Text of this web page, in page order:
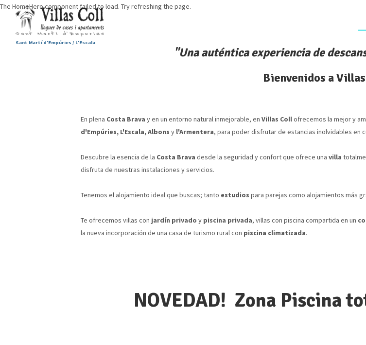
Sant Martí d'Empúries / L'Escala
The HomeHero component failed to load. Try refreshing the page.
"Una auténtica experiencia de
Bienvenidos a
En plena Costa Brava y en un entorno natural inmejorable, en Villas Collofrecemos la mejor y
d'Empúries, L'Escala,Albons y l'Armentera, para poder disfrutar de estancias inolvidables en
Descubre la esencia de la Costa Brava desde la seguridad y confort que ofrece una villa
disfruta de nuestras instalaciones y servicios.
Tenemos el alojamiento ideal que buscas; tanto estudios para parejas como alojamientos más
Te ofrecemos villas con jardín privado y piscina privada, villas con piscina compartida en un
la nueva incorporación de una casa de turismo rural con piscina climatizada.
NOVEDAD! Zona Piscina